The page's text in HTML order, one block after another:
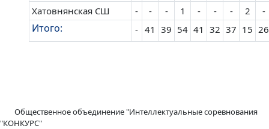
Хатовнянская СШ - - - 1 - - - 2 -
Итого: - 41 39 54 41 32 37 15 26
Общественное объединение "Интеллектуальные соревнования
"КОНКУРС"